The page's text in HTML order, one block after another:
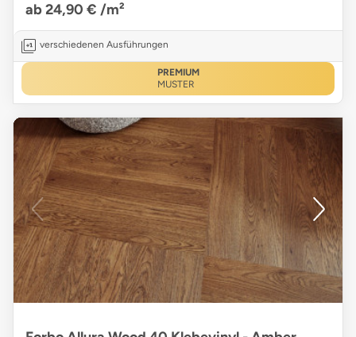
ab 24,90 € /m²
verschiedenen Ausführungen
PREMIUM
MUSTER